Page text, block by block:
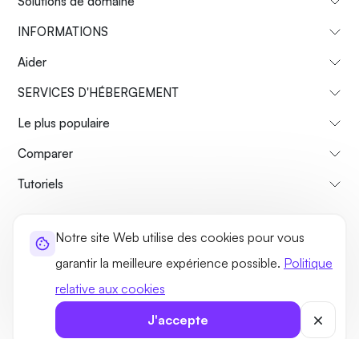
Notre site Web utilise des cookies pour vous
garantir la meilleure expérience possible. Politique
relative aux cookies
J'accepte
INFORMATIONS
Aider
SERVICES D'HÉBERGEMENT
Le plus populaire
Comparer
Tutoriels
À propos de nous Politique de remboursement
Termes et conditions
Plan du site
©2026 UltaHost - Tous les droits sont réservés